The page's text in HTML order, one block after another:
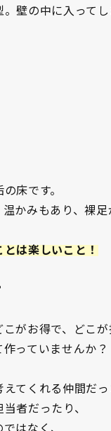
壁の中に入って
床です。
かみもあり、裸足
は楽しいこと！
がお得で、どこが
っていませんか？
てくれる仲間だっ
者だったり、
はなく、